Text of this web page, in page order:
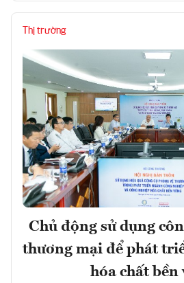
Thị trường
Chủ động sử dụng
thương mại để phát
hóa chất bền